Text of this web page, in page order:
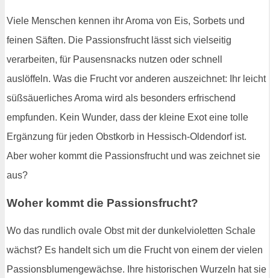
Viele Menschen kennen ihr Aroma von Eis, Sorbets und
feinen Säften. Die Passionsfrucht lässt sich vielseitig
verarbeiten, für Pausensnacks nutzen oder schnell
auslöffeln. Was die Frucht vor anderen auszeichnet: Ihr leicht
süßsäuerliches Aroma wird als besonders erfrischend
empfunden. Kein Wunder, dass der kleine Exot eine tolle
Ergänzung für jeden Obstkorb in Hessisch-Oldendorf ist.
Aber woher kommt die Passionsfrucht und was zeichnet sie
aus?
Woher kommt die Passionsfrucht?
Wo das rundlich ovale Obst mit der dunkelvioletten Schale
wächst? Es handelt sich um die Frucht von einem der vielen
Passionsblumengewächse. Ihre historischen Wurzeln hat sie